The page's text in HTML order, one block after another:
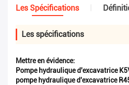
Les Spécifications
Les spécifications
Mettre en évidence:
Pompe hydraulique d'excavatrice
pompe hydraulique d'excavatrice